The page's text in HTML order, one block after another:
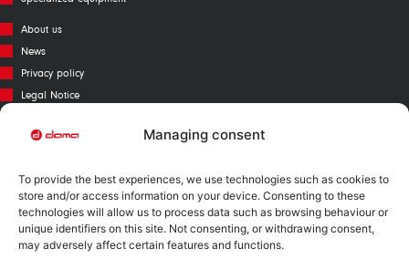
Managing consent
To provide the best experiences, we use technologies such as cookies to
store and/or access information on your device. Consenting to these
technologies will allow us to process data such as browsing behaviour or
unique identifiers on this site. Not consenting, or withdrawing consent,
may adversely affect certain features and functions.
About us
News
Privacy policy
Legal Notice
Catalogue
Contact
Mapa Web